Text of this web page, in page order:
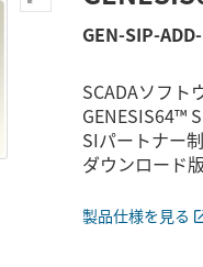
GEN-SIP-
SCADAソフト
GENESIS64™
SIパートナー
ダウンロード
製品仕様を見る